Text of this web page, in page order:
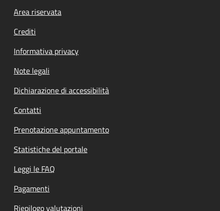
Footer menu
Area riservata
Crediti
Informativa privacy
Note legali
Dichiarazione di accessibilità
Contatti
Prenotazione appuntamento
Statistiche del portale
Leggi le FAQ
Pagamenti
Riepilogo valutazioni